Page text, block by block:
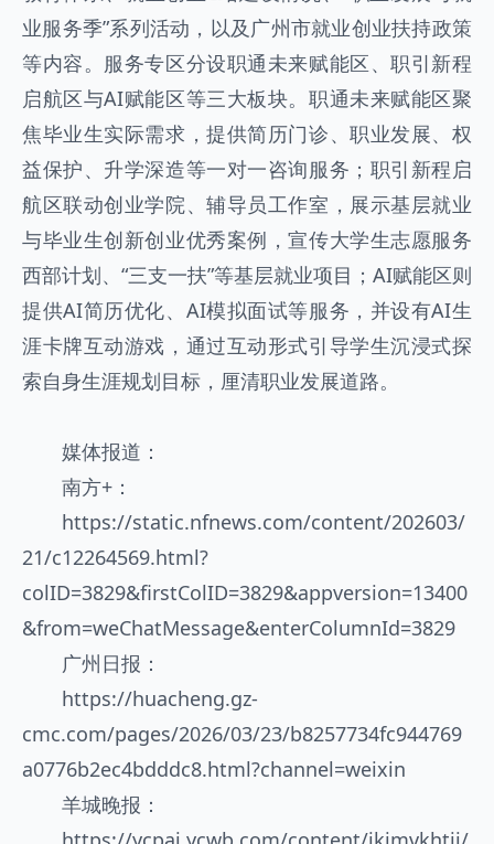
业服务季”系列活动，以及广州市就业创业扶持政策
等内容。服务专区分设职通未来赋能区、职引新程
启航区与AI赋能区等三大板块。职通未来赋能区聚
焦毕业生实际需求，提供简历门诊、职业发展、权
益保护、升学深造等一对一咨询服务；职引新程启
航区联动创业学院、辅导员工作室，展示基层就业
与毕业生创新创业优秀案例，宣传大学生志愿服务
西部计划、“三支一扶”等基层就业项目；AI赋能区则
提供AI简历优化、AI模拟面试等服务，并设有AI生
涯卡牌互动游戏，通过互动形式引导学生沉浸式探
索自身生涯规划目标，厘清职业发展道路。
媒体报道：
南方+：
https://static.nfnews.com/content/202603/
21/c12264569.html?
colID=3829&firstColID=3829&appversion=13400
&from=weChatMessage&enterColumnId=3829
广州日报：
https://huacheng.gz-
cmc.com/pages/2026/03/23/b8257734fc944769
a0776b2ec4bdddc8.html?channel=weixin
羊城晚报：